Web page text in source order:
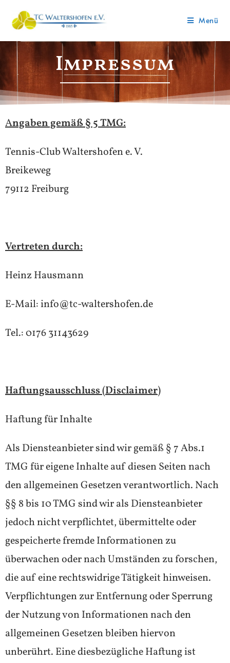
Menü
Impressum
Angaben gemäß § 5 TMG:
Tennis-Club Waltershofen e. V.
Breikeweg
79112 Freiburg
Vertreten durch:
Heinz Hausmann
E-Mail:info@tc-waltershofen.de
Tel.: 0176 31143629
Haftungsausschluss (Disclaimer)
Haftung für Inhalte
Als Diensteanbieter sind wir gemäß § 7 Abs.1
TMG für eigene Inhalte auf diesen Seiten nach
den allgemeinen Gesetzen verantwortlich. Nach
§§ 8 bis 10 TMG sind wir als Diensteanbieter
jedoch nicht verpflichtet, übermittelte oder
gespeicherte fremde Informationen zu
überwachen oder nach Umständen zu forschen,
die auf eine rechtswidrige Tätigkeit hinweisen.
Verpflichtungen zur Entfernung oder Sperrung
der Nutzung von Informationen nach den
allgemeinen Gesetzen bleiben hiervon
unberührt. Eine diesbezügliche Haftung ist